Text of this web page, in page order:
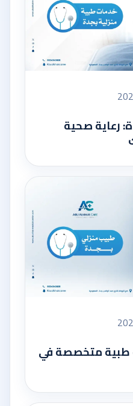
رعاية صحية
طبية متخصصة في